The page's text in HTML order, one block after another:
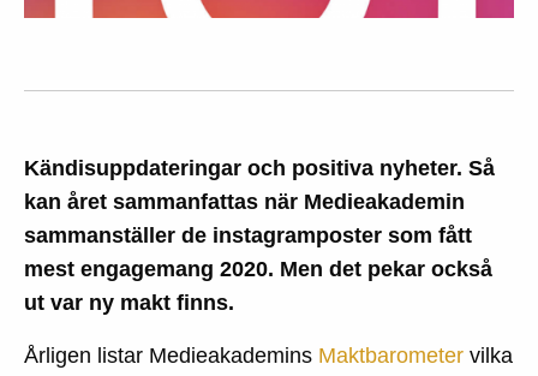
Kändisuppdateringar och positiva nyheter. Så
kan året sammanfattas när Medieakademin
sammanställer de instagramposter som fått
mest engagemang 2020. Men det pekar också
ut var ny makt finns.
Årligen listar Medieakademins Maktbarometer vilka